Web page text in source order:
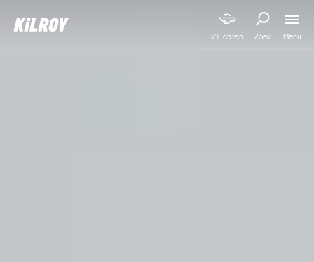
Vluchten Zoek Menu